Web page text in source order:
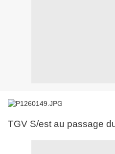
TGV S/est au passage